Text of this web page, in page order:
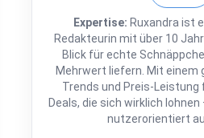
Expertise: Ruxandra ist
Redakteurin mit über 10
Blick für echte
Mehrwert liefern. Mit einem
Trends und Preis-Leistung
Deals, die sich wirklich
nutzerorientiert